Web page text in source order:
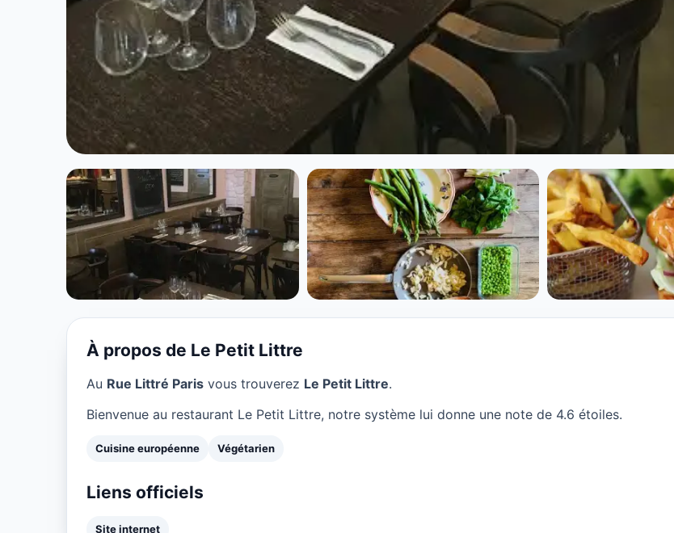
CUISINE EUROPÉENNE
Le Petit Littre à Paris
★ 4.6/5
À propos de Le Petit Littre
Au Rue Littré Paris vous trouverez Le Petit Littre.
Bienvenue au restaurant Le Petit Littre, notre système lui donne une note de 4.6 étoiles.
Cuisine européenne Végétarien
Liens officiels
Site internet